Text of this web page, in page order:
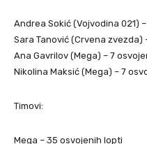
Andrea Sokić (Vojvodina 021)
Sara Tanović (Crvena zvezda)
Ana Gavrilov (Mega) – 7
Nikolina Maksić (Mega) – 7
Timovi:
Mega – 35 osvojenih lopti